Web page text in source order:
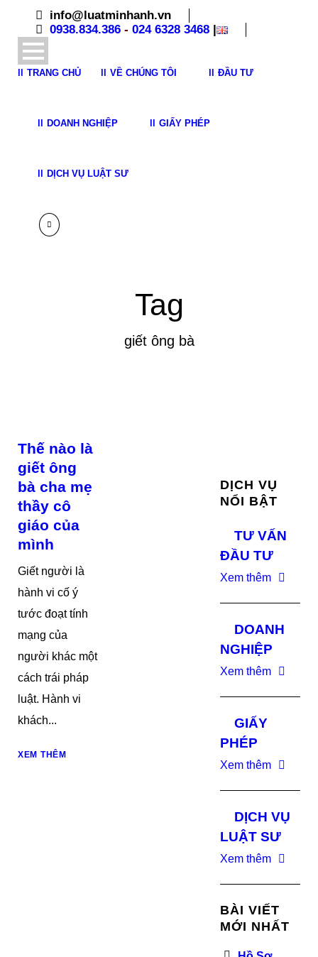
info@luatminhanh.vn
0938.834.386 - 024 6328 3468 |
TRANG CHỦ VỀ CHÚNG TÔI ĐẦU TƯ
DOANH NGHIỆP GIẤY PHÉP
DỊCH VỤ LUẬT SƯ
Tag
giết ông bà
Thế nào là
giết ông
bà cha mẹ
thầy cô
giáo của
mình
Giết người là
hành vi cố ý
tước đoạt tính
mạng của
người khác một
cách trái pháp
luật. Hành vi
khách...
XEM THÊM
DỊCH VỤ
NỔI BẬT
TƯ VẤN
ĐẦU TƯ
Xem thêm
DOANH
NGHIỆP
Xem thêm
GIẤY
PHÉP
Xem thêm
DỊCH VỤ
LUẬT SƯ
Xem thêm
BÀI VIẾT
MỚI NHẤT